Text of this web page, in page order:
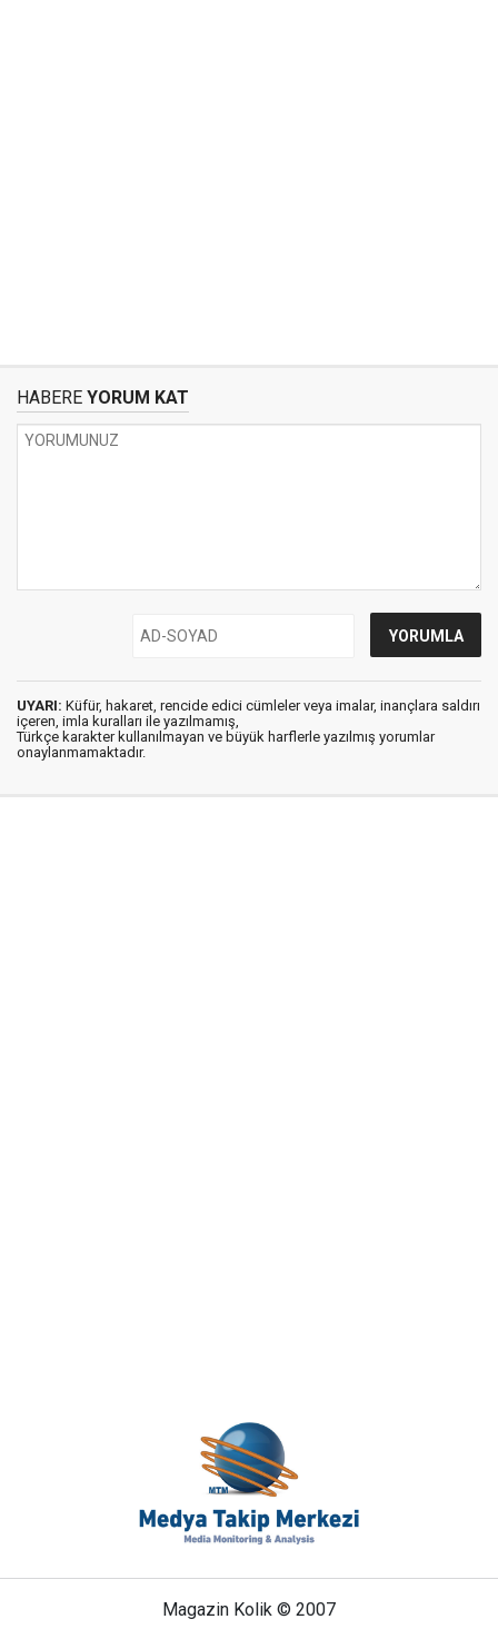
HABERE YORUM KAT
UYARI: Küfür, hakaret, rencide edici cümleler veya imalar, inançlara saldırı
içeren, imla kuralları ile yazılmamış,
Türkçe karakter kullanılmayan ve büyük harflerle yazılmış yorumlar
onaylanmamaktadır.
Magazin Kolik © 2007